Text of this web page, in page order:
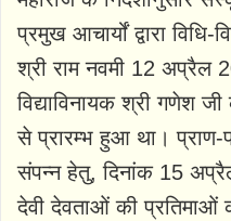
प्रमुख आचार्यों द्वारा
श्री राम नवमी 12 अप्रैल
विद्याविनायक श्री गणेश
से प्रारम्भ हुआ था। प्राण-
संपन्न हेतु, दिनांक 15
देवी देवताओं की प्रतिमाओं